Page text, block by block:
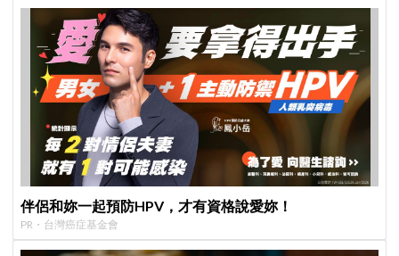
伴侶和妳一起預防HPV，才有資格說愛妳！
PR・台灣癌症基金會